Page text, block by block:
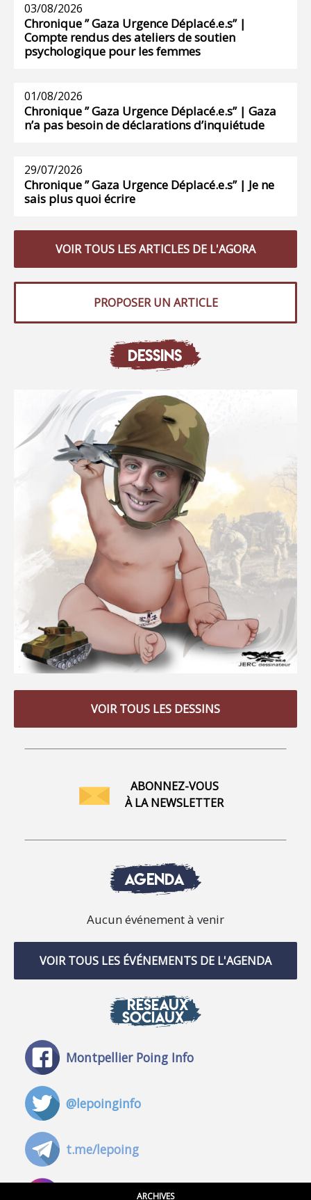
03/08/2026
Chronique ” Gaza Urgence Déplacé.e.s” |
Compte rendus des ateliers de soutien
psychologique pour les femmes
01/08/2026
Chronique ” Gaza Urgence Déplacé.e.s” | Gaza
n’a pas besoin de déclarations d’inquiétude
29/07/2026
Chronique ” Gaza Urgence Déplacé.e.s” | Je ne
sais plus quoi écrire
VOIR TOUS LES ARTICLES DE L'AGORA
PROPOSER UN ARTICLE
DESSINS
VOIR TOUS LES DESSINS
ABONNEZ-VOUS
À LA NEWSLETTER
AGENDA
Aucun événement à venir
VOIR TOUS LES ÉVÉNEMENTS DE L'AGENDA
RÉSEAUX
SOCIAUX
Montpellier Poing Info
@lepoinginfo
t.me/lepoing
@montpellierpoinginfo
ARCHIVES